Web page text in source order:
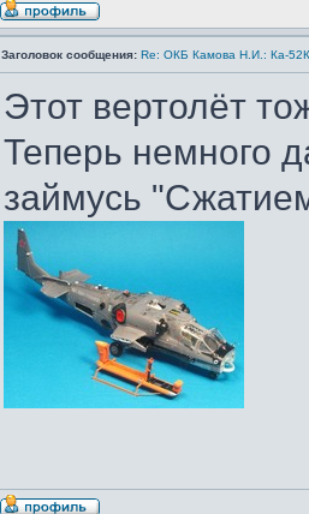
Заголовок сообщения: Re: ОКБ Камова Н.И.: Ка-
Этот вертолёт
Теперь немного
займусь